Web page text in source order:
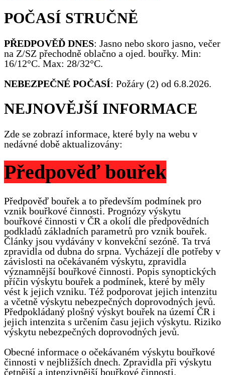
POČASÍ STRUČNĚ
PŘEDPOVĚĎ DNES: Jasno nebo skoro jasno, večer
na Z/SZ přechodně oblačno a ojed. bouřky. Min:
16/12°C. Max: 28/32°C.
NEBEZPEČNÉ POČASÍ: Požáry (2) od 6.8.2026.
NEJNOVĚJŠÍ INFORMACE
Zde se zobrazí informace, které byly na webu v
nedávné době aktualizovány:
Předpověď bouřek
Předpověď bouřek a to především podmínek pro
vznik bouřkové činnosti. Prognózy výskytu
bouřkové činnosti v ČR a okolí dle předpovědních
podkladů základních parametrů pro vznik bouřek.
Články jsou vydávány v konvekční sezóně. Ta trvá
zpravidla od dubna do srpna. Vycházejí dle potřeby v
závislosti na očekávaném výskytu, zpravidla
významnější bouřkové činnosti. Popis synoptických
příčin výskytu bouřek a podmínek, které by měly
vést k jejich vzniku. Též podporovat jejich intenzitu
a včetně výskytu nebezpečných doprovodných jevů.
Předpokládaný plošný výskyt bouřek na území ČR i
jejich intenzita s určením času jejich výskytu. Riziko
výskytu nebezpečných doprovodných jevů.
Obecné informace o očekávaném výskytu bouřkové
činnosti v nejbližších dnech. Zpravidla při výskytu
četnější a intenzivnější bouřkové činnosti.